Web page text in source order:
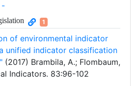
-
1
of environmental indicator
unified indicator classification
(2017) Brambila, A.; Flombaum,
Indicators. 83:96-102